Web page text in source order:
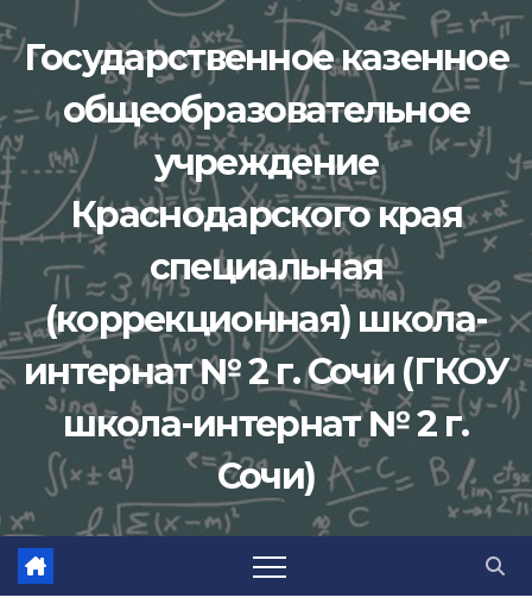
Перейти
к
содержимому
Государственное казенное
общеобразовательное
учреждение
Краснодарского края
специальная
(коррекционная) школа-
интернат № 2 г. Сочи (ГКОУ
школа-интернат № 2 г.
Сочи)